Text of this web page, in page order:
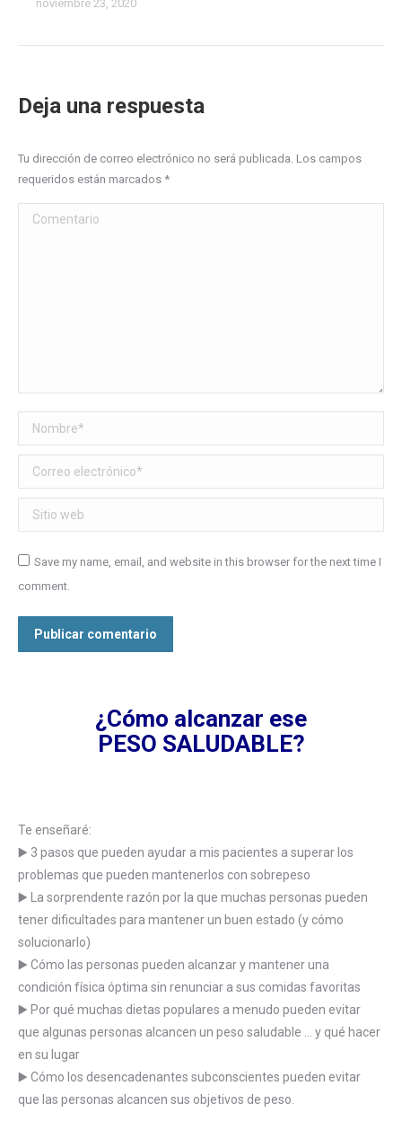
noviembre 23, 2020
Deja una respuesta
Tu dirección de correo electrónico no será publicada. Los campos
requeridos están marcados *
Comentario
Nombre *
Correo electrónico *
Sitio web
Save my name, email, and website in this browser for the next time I
comment.
Publicar comentario
¿Cómo alcanzar ese
PESO SALUDABLE?
Te enseñaré:
▶️ 3 pasos que pueden ayudar a mis pacientes a superar los
problemas que pueden mantenerlos con sobrepeso
▶️ La sorprendente razón por la que muchas personas pueden
tener dificultades para mantener un buen estado (y cómo
solucionarlo)
▶️ Cómo las personas pueden alcanzar y mantener una
condición física óptima sin renunciar a sus comidas favoritas
▶️ Por qué muchas dietas populares a menudo pueden evitar
que algunas personas alcancen un peso saludable … y qué hacer
en su lugar
▶️ Cómo los desencadenantes subconscientes pueden evitar
que las personas alcancen sus objetivos de peso.